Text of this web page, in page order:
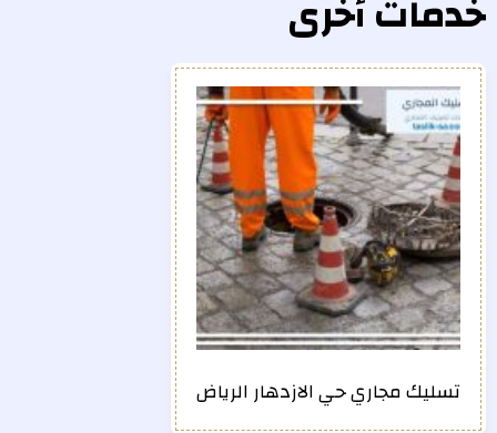
خدمات أخرى
تسليك مجاري حي الازدهار الرياض